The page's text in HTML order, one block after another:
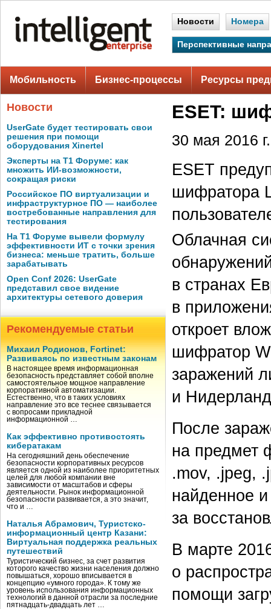
Новости Номера
Перспективные
Мобильность Бизнес-процессы Ресурсы
Новости
UserGate будет тестировать свои
решения при помощи
оборудования Xinertel
Эксперты на Т1 Форуме: как
множить ИИ-возможности,
сокращая риски
Российское ПО виртуализации и
инфраструктурное ПО — наиболее
востребованные направления для
тестирования
На Т1 Форуме вывели формулу
эффективности ИТ с точки зрения
бизнеса: меньше тратить, больше
зарабатывать
Open Conf 2026: UserGate
представил свое видение
архитектуры сетевого доверия
Рекомендуемые статьи
Михаил Родионов, Fortinet:
Развиваясь по известным законам
В настоящее время информационная
безопасность представляет собой вполне
самостоятельное мощное направление
корпоративной автоматизации.
Естественно, что в таких условиях
направление это все теснее связывается
с вопросами прикладной
информационной …
Как эффективно противостоять
кибератакам
На сегодняшний день обеспечение
безопасности корпоративных ресурсов
является одной из наиболее приоритетных
целей для любой компании вне
зависимости от масштабов и сферы
деятельности. Рынок информационной
безопасности развивается, а это значит,
что и …
Наталья Абрамович, Туристско-
информационный центр Казани:
Виртуальная поддержка реальных
путешествий
Туристический бизнес, за счет развития
которого качество жизни населения должно
повышаться, хорошо вписывается в
концепцию «умного города». К тому же
уровень использования информационных
технологий в данной отрасли за последние
пятнадцать-двадцать лет …
ESET:
30 мая 2016 г.
ESET
шифратора
Облачная
в странах
в
откроет
шифратор
заражений
и
После
на предмет
.mov, .jpeg,
найденное и
за
В марте
о
помощи